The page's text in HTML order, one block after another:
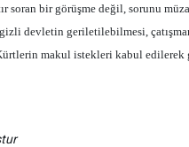
soran bir görüşme değil, sorunu
devletin geriletilebilmesi,
makul istekleri kabul edilerek